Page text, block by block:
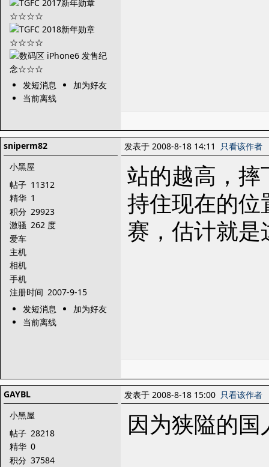
发短消息
加为好友
当前离线
sniperm82
小黑屋
帖子 11312
精华 1
积分 29923
激骚 262 度
爱车
主机
相机
手机
注册时间 2007-9-15
发短消息
加为好友
当前离线
发表于 2008-8-18 14:11 只看该作者
站的越高，
持住现在的
赛，估计就
GAYBL
小黑屋
帖子 28218
精华 0
积分 37584
发表于 2008-8-18 15:00 只看该作者
因为狭隘的